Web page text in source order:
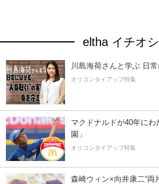
eltha イチオ
川島海荷さんと学ぶ 日
オリコンタイアップ特集
マクドナルドが40年に
園」
オリコンタイアップ特集
森崎ウィン×向井康二“両